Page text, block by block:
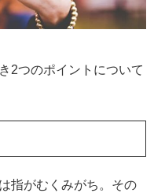
2つのポイントについて
指がむくみがち。その